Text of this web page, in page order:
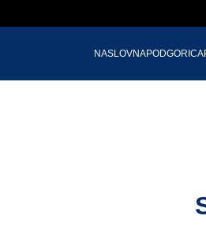
NASLOVNAPODGORICA